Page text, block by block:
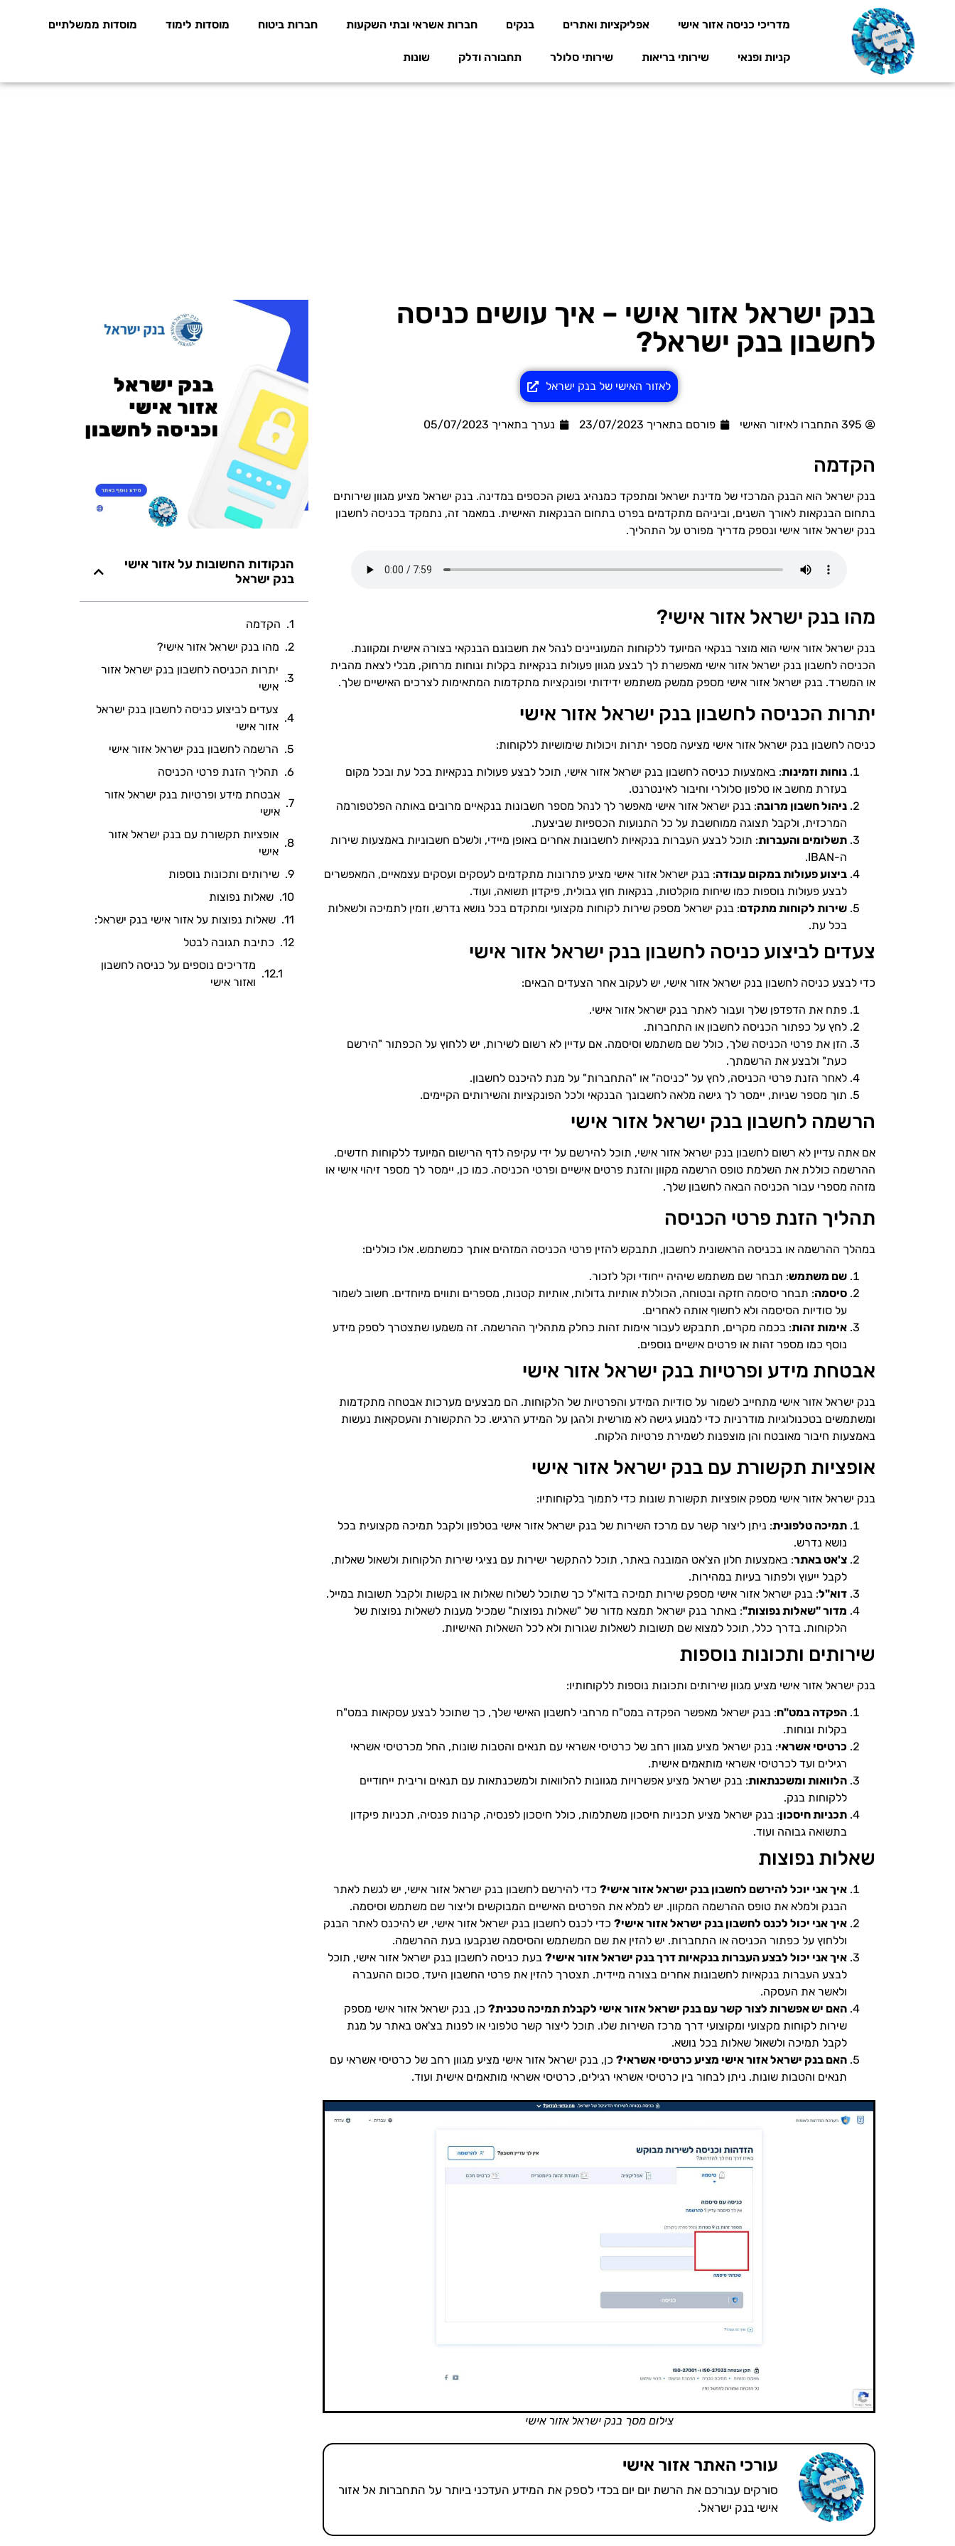
מדריכי כניסה אזור אישי אפליקציות ואתרים בנקים חברות אשראי ובתי השקעות חברות ביטוח מוסדות לימוד מוסדות ממשלתיים
קניות ופנאי שירותי בריאות שירותי סלולר תחבורה ודלק שונות
בנק ישראל אזור אישי – איך עושים כניסה
לחשבון בנק ישראל?
לאזור האישי של בנק ישראל
395 התחברו לאיזור האישי פורסם בתאריך 23/07/2023 נערך בתאריך 05/07/2023
הקדמה
בנק ישראל הוא הבנק המרכזי של מדינת ישראל ומתפקד כמנהיג בשוק הכספים במדינה. בנק ישראל מציע מגוון שירותים
בתחום הבנקאות לאורך השנים, וביניהם מתקדמים בפרט בתחום הבנקאות האישית. במאמר זה, נתמקד בכניסה לחשבון
בנק ישראל אזור אישי ונספק מדריך מפורט על התהליך.
מהו בנק ישראל אזור אישי?
בנק ישראל אזור אישי הוא מוצר בנקאי המיועד ללקוחות המעוניינים לנהל את חשבונם הבנקאי בצורה אישית ומקוונת.
הכניסה לחשבון בנק ישראל אזור אישי מאפשרת לך לבצע מגוון פעולות בנקאיות בקלות ונוחות מרחוק, מבלי לצאת מהבית
או המשרד. בנק ישראל אזור אישי מספק ממשק משתמש ידידותי ופונקציות מתקדמות המתאימות לצרכים האישיים שלך.
יתרות הכניסה לחשבון בנק ישראל אזור אישי
כניסה לחשבון בנק ישראל אזור אישי מציעה מספר יתרות ויכולות שימושיות ללקוחות:
נוחות וזמינות: באמצעות כניסה לחשבון בנק ישראל אזור אישי, תוכל לבצע פעולות בנקאיות בכל עת ובכל מקום
בעזרת מחשב או טלפון סלולרי וחיבור לאינטרנט.
ניהול חשבון מרובה: בנק ישראל אזור אישי מאפשר לך לנהל מספר חשבונות בנקאיים מרובים באותה הפלטפורמה
המרכזית, ולקבל תצוגה ממוחשבת על כל התנועות הכספיות שביצעת.
תשלומים והעברות: תוכל לבצע העברות בנקאיות לחשבונות אחרים באופן מיידי, ולשלם חשבוניות באמצעות שירות
ה-IBAN.
ביצוע פעולות במקום עבודה: בנק ישראל אזור אישי מציע פתרונות מתקדמים לעסקים ועסקים עצמאיים, המאפשרים
לבצע פעולות נוספות כמו שיחות מוקלטות, בנקאות חוץ גבולית, פיקדון תשואה, ועוד.
שירות לקוחות מתקדם: בנק ישראל מספק שירות לקוחות מקצועי ומתקדם בכל נושא נדרש, וזמין לתמיכה ולשאלות
בכל עת.
צעדים לביצוע כניסה לחשבון בנק ישראל אזור אישי
כדי לבצע כניסה לחשבון בנק ישראל אזור אישי, יש לעקוב אחר הצעדים הבאים:
פתח את הדפדפן שלך ועבור לאתר בנק ישראל אזור אישי.
לחץ על כפתור הכניסה לחשבון או התחברות.
הזן את פרטי הכניסה שלך, כולל שם משתמש וסיסמה. אם עדיין לא רשום לשירות, יש ללחוץ על הכפתור "הירשם
כעת" ולבצע את הרשמתך.
לאחר הזנת פרטי הכניסה, לחץ על "כניסה" או "התחברות" על מנת להיכנס לחשבון.
תוך מספר שניות, יימסר לך גישה מלאה לחשבונך הבנקאי ולכל הפונקציות והשירותים הקיימים.
הרשמה לחשבון בנק ישראל אזור אישי
אם אתה עדיין לא רשום לחשבון בנק ישראל אזור אישי, תוכל להירשם על ידי עקיפה לדף הרישום המיועד ללקוחות חדשים.
ההרשמה כוללת את השלמת טופס הרשמה מקוון והזנת פרטים אישיים ופרטי הכניסה. כמו כן, יימסר לך מספר זיהוי אישי או
מזהה מספרי עבור הכניסה הבאה לחשבון שלך.
תהליך הזנת פרטי הכניסה
במהלך ההרשמה או בכניסה הראשונית לחשבון, תתבקש להזין פרטי הכניסה המזהים אותך כמשתמש. אלו כוללים:
שם משתמש: תבחר שם משתמש שיהיה ייחודי וקל לזכור.
סיסמה: תבחר סיסמה חזקה ובטוחה, הכוללת אותיות גדולות, אותיות קטנות, מספרים ותווים מיוחדים. חשוב לשמור
על סודיות הסיסמה ולא לחשוף אותה לאחרים.
אימות זהות: בכמה מקרים, תתבקש לעבור אימות זהות כחלק מתהליך ההרשמה. זה משמעו שתצטרך לספק מידע
נוסף כמו מספר זהות או פרטים אישיים נוספים.
אבטחת מידע ופרטיות בנק ישראל אזור אישי
בנק ישראל אזור אישי מתחייב לשמור על סודיות המידע והפרטיות של הלקוחות. הם מבצעים מערכות אבטחה מתקדמות
ומשתמשים בטכנולוגיות מודרניות כדי למנוע גישה לא מורשית ולהגן על המידע הרגיש. כל התקשורת והעסקאות נעשות
באמצעות חיבור מאובטח והן מוצפנות לשמירת פרטיות הלקוח.
אופציות תקשורת עם בנק ישראל אזור אישי
בנק ישראל אזור אישי מספק אופציות תקשורת שונות כדי לתמוך בלקוחותיו:
תמיכה טלפונית: ניתן ליצור קשר עם מרכז השירות של בנק ישראל אזור אישי בטלפון ולקבל תמיכה מקצועית בכל
נושא נדרש.
צ'אט באתר: באמצעות חלון הצ'אט המובנה באתר, תוכל להתקשר ישירות עם נציגי שירות הלקוחות ולשאול שאלות,
לקבל ייעוץ ולפתור בעיות במהירות.
דוא"ל: בנק ישראל אזור אישי מספק שירות תמיכה בדוא"ל כך שתוכל לשלוח שאלות או בקשות ולקבל תשובות במייל.
מדור "שאלות נפוצות": באתר בנק ישראל תמצא מדור של "שאלות נפוצות" שמכיל מענות לשאלות נפוצות של
הלקוחות. בדרך כלל, תוכל למצוא שם תשובות לשאלות שגורות ולא לכל השאלות האישיות.
שירותים ותכונות נוספות
בנק ישראל אזור אישי מציע מגוון שירותים ותכונות נוספות ללקוחותיו:
הפקדה במט"ח: בנק ישראל מאפשר הפקדה במט"ח מרחבי לחשבון האישי שלך, כך שתוכל לבצע עסקאות במט"ח
בקלות ונוחות.
כרטיסי אשראי: בנק ישראל מציע מגוון רחב של כרטיסי אשראי עם תנאים והטבות שונות, החל מכרטיסי אשראי
רגילים ועד לכרטיסי אשראי מותאמים אישית.
הלוואות ומשכנתאות: בנק ישראל מציע אפשרויות מגוונות להלוואות ולמשכנתאות עם תנאים וריבית ייחודיים
ללקוחות בנק.
תכניות חיסכון: בנק ישראל מציע תכניות חיסכון משתלמות, כולל חיסכון לפנסיה, קרנות פנסיה, תכניות פיקדון
בתשואה גבוהה ועוד.
שאלות נפוצות
איך אני יוכל להירשם לחשבון בנק ישראל אזור אישי? כדי להירשם לחשבון בנק ישראל אזור אישי, יש לגשת לאתר
הבנק ולמלא את טופס ההרשמה המקוון. יש למלא את הפרטים האישיים המבוקשים וליצור שם משתמש וסיסמה.
איך אני יכול לכנס לחשבון בנק ישראל אזור אישי? כדי לכנס לחשבון בנק ישראל אזור אישי, יש להיכנס לאתר הבנק
וללחוץ על כפתור הכניסה או התחברות. יש להזין את שם המשתמש והסיסמה שנקבעו בעת ההרשמה.
איך אני יכול לבצע העברות בנקאיות דרך בנק ישראל אזור אישי? בעת כניסה לחשבון בנק ישראל אזור אישי, תוכל
לבצע העברות בנקאיות לחשבונות אחרים בצורה מיידית. תצטרך להזין את פרטי החשבון היעד, סכום ההעברה
ולאשר את העסקה.
האם יש אפשרות לצור קשר עם בנק ישראל אזור אישי לקבלת תמיכה טכנית? כן, בנק ישראל אזור אישי מספק
שירות לקוחות מקצועי ומקוצועי דרך מרכז השירות שלו. תוכל ליצור קשר טלפוני או לפנות בצ'אט באתר על מנת
לקבל תמיכה ולשאול שאלות בכל נושא.
האם בנק ישראל אזור אישי מציע כרטיסי אשראי? כן, בנק ישראל אזור אישי מציע מגוון רחב של כרטיסי אשראי עם
תנאים והטבות שונות. ניתן לבחור בין כרטיסי אשראי רגילים, כרטיסי אשראי מותאמים אישית ועוד.
צילום מסך בנק ישראל אזור אישי
עורכי האתר אזור אישי
סורקים עבורכם את הרשת יום יום בכדי לספק את המידע העדכני ביותר על התחברות אל אזור
אישי בנק ישראל.
הנקודות החשובות על אזור אישי
בנק ישראל
הקדמה
מהו בנק ישראל אזור אישי?
יתרות הכניסה לחשבון בנק ישראל אזור
אישי
צעדים לביצוע כניסה לחשבון בנק ישראל
אזור אישי
הרשמה לחשבון בנק ישראל אזור אישי
תהליך הזנת פרטי הכניסה
אבטחת מידע ופרטיות בנק ישראל אזור
אישי
אופציות תקשורת עם בנק ישראל אזור
אישי
שירותים ותכונות נוספות
שאלות נפוצות
שאלות נפוצות על אזור אישי בנק ישראל:
כתיבת תגובה לבטל
מדריכים נוספים על כניסה לחשבון
ואזור אישי